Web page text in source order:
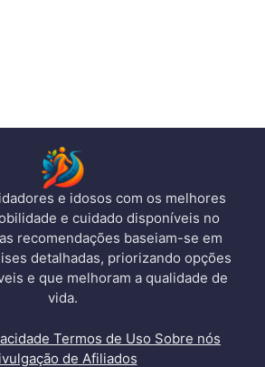
e idosos com os melhores
e cuidado disponíveis no
recomendações baseiam-se em
detalhadas, priorizando opções
e que melhoram a qualidade de
vida.
Termos de Uso Sobre nós
de Afiliados